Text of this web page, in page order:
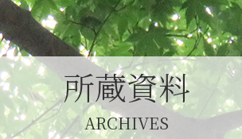
所蔵資料
ARCHIVES